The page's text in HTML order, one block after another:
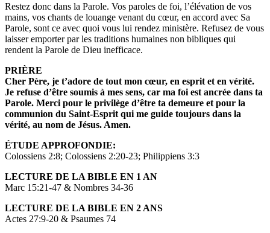
Restez donc dans la Parole. Vos paroles de foi, l’élévation de vos
mains, vos chants de louange venant du cœur, en accord avec Sa
Parole, sont ce avec quoi vous lui rendez ministère. Refusez de vous
laisser emporter par les traditions humaines non bibliques qui
rendent la Parole de Dieu inefficace.
PRIÈRE
Cher Père, je t’adore de tout mon cœur, en esprit et en vérité.
Je refuse d’être soumis à mes sens, car ma foi est ancrée dans ta
Parole. Merci pour le privilège d’être ta demeure et pour la
communion du Saint-Esprit qui me guide toujours dans la
vérité, au nom de Jésus. Amen.
ÉTUDE APPROFONDIE:
Colossiens 2:8; Colossiens 2:20-23; Philippiens 3:3
LECTURE DE LA BIBLE EN 1 AN
Marc 15:21-47 & Nombres 34-36
LECTURE DE LA BIBLE EN 2 ANS
Actes 27:9-20 & Psaumes 74